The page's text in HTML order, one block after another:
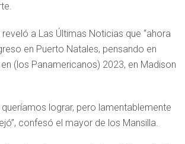
a Las Últimas Noticias que “ahora
en Puerto Natales, pensando en
(los Panamericanos) 2023, en Madison
queríamos lograr, pero lamentablemente
confesó el mayor de los Mansilla.